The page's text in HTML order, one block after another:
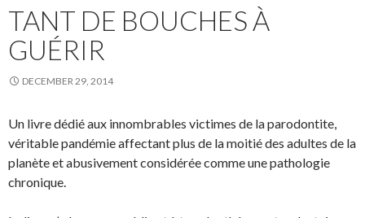
TANT DE BOUCHES À
GUÉRIR
DECEMBER 29, 2014
Un livre dédié aux innombrables victimes de la parodontite,
véritable pandémie affectant plus de la moitié des adultes de la
planète et abusivement considérée comme une pathologie
chronique.